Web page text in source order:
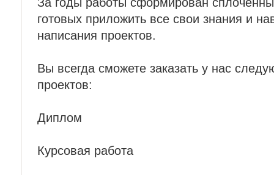
готовых приложить все свои знания и
написания проектов.
Вы всегда сможете заказать у нас
проектов:
Диплом
Курсовая работа